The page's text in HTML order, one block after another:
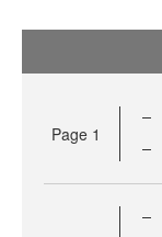
Page 1